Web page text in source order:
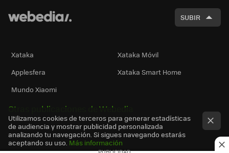
SUBIR
Xataka
Xataka Móvil
Applesfera
Xataka Smart Home
Mundo Xiaomi
Otras publicaciones de Webedia
Utilizamos cookies de terceros para generar estadísticas
de audiencia y mostrar publicidad personalizada
analizando tu navegación. Si sigues navegando estarás
aceptando su uso. Más información